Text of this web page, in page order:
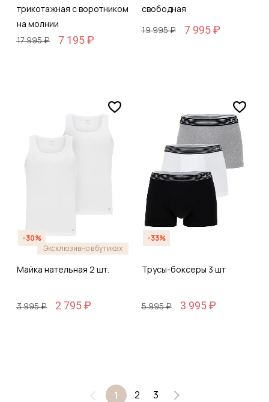
трикотажная с воротником
на молнии
17 995 ₽
7 195 ₽
свободная
19 995 ₽
7 995 ₽
-30%
Эксклюзивно в бутиках
Майка нательная 2 шт.
3 995 ₽ 2 795 ₽
-33%
Трусы-боксеры 3 шт
5 995 ₽ 3 995 ₽
1 2 3